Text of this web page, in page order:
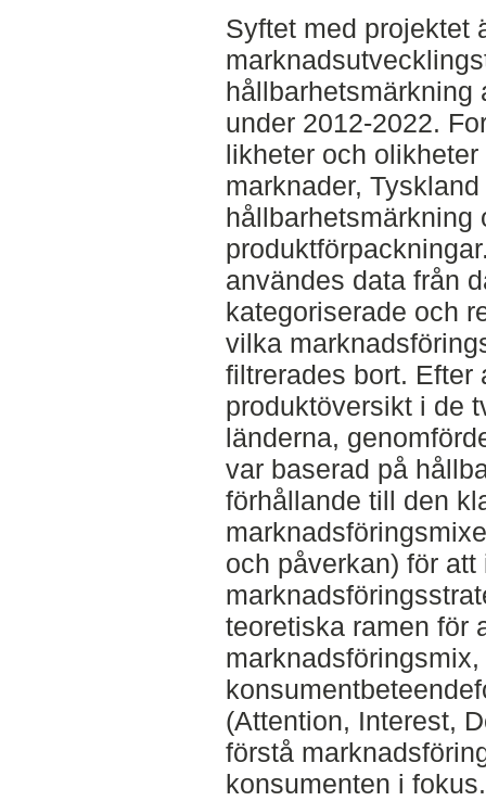
Syftet med projektet
hållbarhetsmärkning
under 2012-2022.
likheter och
marknader,
hållbarhetsmärkning
användes data från
kategoriserade och
vilka
filtrerades bort. Efter
produktöversikt i de
länderna,
var baserad på
förhållande till den
och påverkan) för
teoretiska ramen för
marknadsföringsmix,
(Attention, Interest,
förstå
konsumenten i fokus.